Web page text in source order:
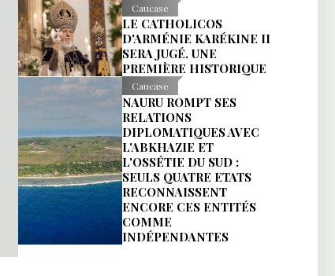
Caucase
LE CATHOLICOS
D'ARMÉNIE KARÉKINE II
SERA JUGÉ. UNE
PREMIÈRE HISTORIQUE
Caucase
NAURU ROMPT SES
RELATIONS
DIPLOMATIQUES AVEC
L'ABKHAZIE ET
L'OSSÉTIE DU SUD :
SEULS QUATRE ETATS
RECONNAISSENT
ENCORE CES ENTITÉS
COMME
INDÉPENDANTES